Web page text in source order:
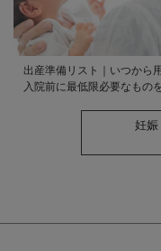
出産準備リスト｜いつから
入院前に最低限必要なもの
妊